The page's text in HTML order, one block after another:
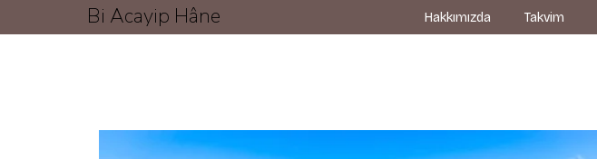
Bi Acayip Hâne Hakkımızda Takvim